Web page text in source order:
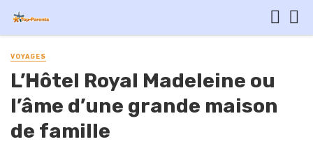
VOYAGES
L’Hôtel Royal Madeleine ou
l’âme d’une grande maison
de famille